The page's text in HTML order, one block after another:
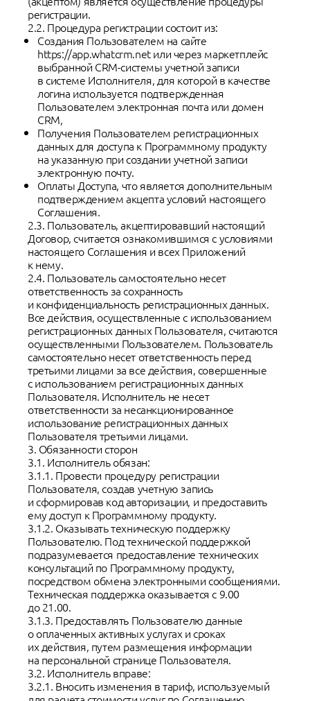
регистрации.
2.2. Процедура регистрации состоит из:
Создания Пользователем на сайте
https://app.whatcrm.net или через маркетплейс
выбранной CRM-системы учетной записи
в системе Исполнителя, для которой в качестве
логина используется подтвержденная
Пользователем электронная почта или домен
CRM,
Получения Пользователем регистрационных
данных для доступа к Программному продукту
на указанную при создании учетной записи
электронную почту.
Оплаты Доступа, что является дополнительным
подтверждением акцепта условий настоящего
Соглашения.
2.3. Пользователь, акцептировавший настоящий
Договор, считается ознакомившимся с условиями
настоящего Соглашения и всех Приложений
к нему.
2.4. Пользователь самостоятельно несет
ответственность за сохранность
и конфиденциальность регистрационных данных.
Все действия, осуществленные с использованием
регистрационных данных Пользователя, считаются
осуществленными Пользователем. Пользователь
самостоятельно несет ответственность перед
третьими лицами за все действия, совершенные
с использованием регистрационных данных
Пользователя. Исполнитель не несет
ответственности за несанкционированное
использование регистрационных данных
Пользователя третьими лицами.
3. Обязанности сторон
3.1. Исполнитель обязан:
3.1.1. Провести процедуру регистрации
Пользователя, создав учетную запись
и сформировав код авторизации, и предоставить
ему доступ к Программному продукту.
3.1.2. Оказывать техническую поддержку
Пользователю. Под технической поддержкой
подразумевается предоставление технических
консультаций по Программному продукту,
посредством обмена электронными сообщениями.
Техническая поддержка оказывается с 9.00
до 21.00.
3.1.3. Предоставлять Пользователю данные
о оплаченных активных услугах и сроках
их действия, путем размещения информации
на персональной странице Пользователя.
3.2. Исполнитель вправе:
3.2.1. Вносить изменения в тариф, используемый